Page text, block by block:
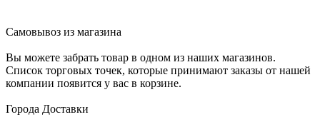
Самовывоз из магазина
Вы можете забрать товар в одном из наших магазинов.
Список торговых точек, которые принимают заказы от нашей
компании появится у вас в корзине.
Города Доставки